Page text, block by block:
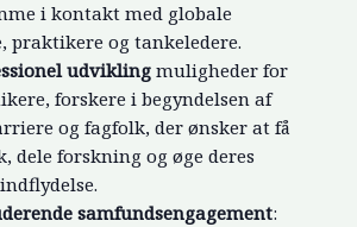
i kontakt med globale
praktikere og tankeledere.
udviklingmuligheder for
forskere i begyndelsen af
og fagfolk, der ønsker at få
dele forskning og øge deres
samfundsengagement: